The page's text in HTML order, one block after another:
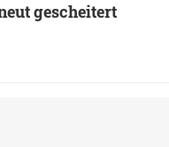
gescheitert